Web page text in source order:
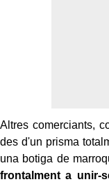
Altres comerciants,
des d'un prisma
una botiga de
frontalment a unir-